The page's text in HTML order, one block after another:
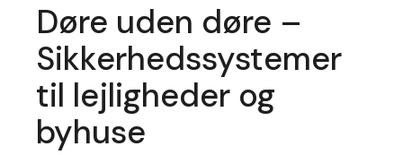
Døre uden døre –
Sikkerhedssystemer
til lejligheder og
byhuse